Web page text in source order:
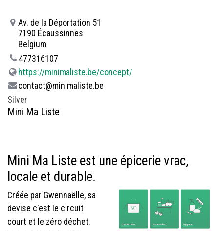
Av. de la Déportation 51
7190 Écaussinnes
Belgium
477316107
https://minimaliste.be/concept/
contact@minimaliste.be
Silver
Mini Ma Liste
Mini Ma Liste est une épicerie vrac,
locale et durable.
Créée par Gwennaëlle, sa
devise c'est le circuit
court et le zéro déchet.